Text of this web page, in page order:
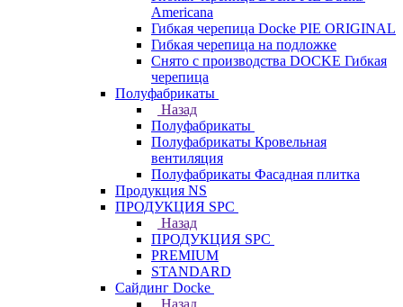
Americana
Гибкая черепица Docke PIE ОRIGINАL
Гибкая черепица на подложке
Снято с производства DOCKE Гибкая
черепица
Полуфабрикаты
Назад
Полуфабрикаты
Полуфабрикаты Кровельная
вентиляция
Полуфабрикаты Фасадная плитка
Продукция NS
ПРОДУКЦИЯ SPC
Назад
ПРОДУКЦИЯ SPC
PREMIUM
STANDARD
Сайдинг Docke
Назад